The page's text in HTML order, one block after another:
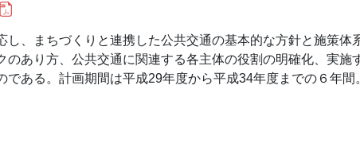
、まちづくりと連携した公共交通の基本的な方針と施策体
あり方、公共交通に関連する各主体の役割の明確化、実施
ある。計画期間は平成29年度から平成34年度までの６年間